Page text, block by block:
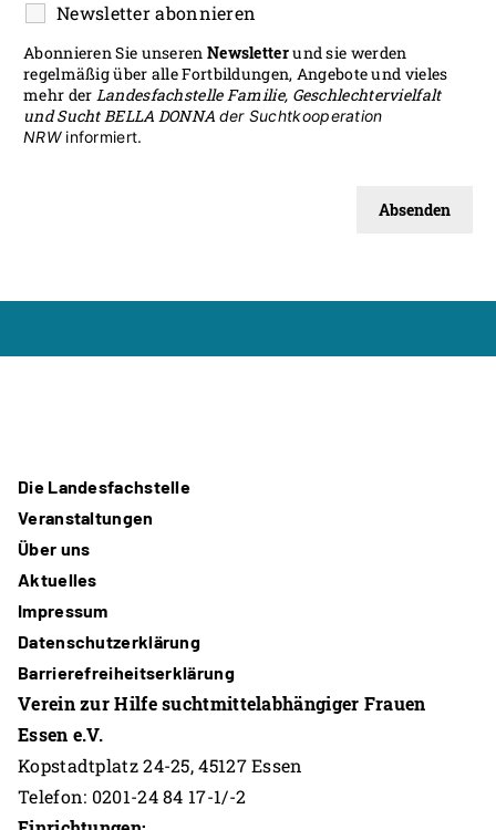
Newsletter abonnieren
Abonnieren Sie unseren Newsletterund sie werden
regelmäßig über alle Fortbildungen, Angebote und vieles
mehr der Landesfachstelle Familie, Geschlechtervielfalt
und Sucht BELLA DONNAder Suchtkooperation
NRWinformiert.
Die Landesfachstelle
Veranstaltungen
Über uns
Aktuelles
Impressum
Datenschutzerklärung
Barrierefreiheitserklärung
Verein zur Hilfe suchtmittelabhängiger Frauen
Essen e.V.
Kopstadtplatz 24-25, 45127 Essen
Telefon: 0201-24 84 17-1/-2